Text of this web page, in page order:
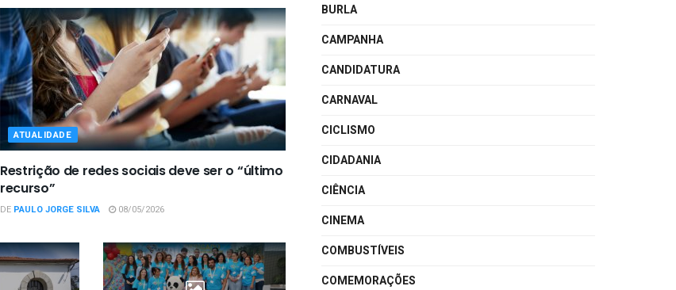
ATUALIDADE
Restrição de redes sociais deve ser o “último
recurso”
DE PAULO JORGE SILVA 08/05/2026
BURLA
CAMPANHA
CANDIDATURA
CARNAVAL
CICLISMO
CIDADANIA
CIÊNCIA
CINEMA
COMBUSTÍVEIS
COMEMORAÇÕES